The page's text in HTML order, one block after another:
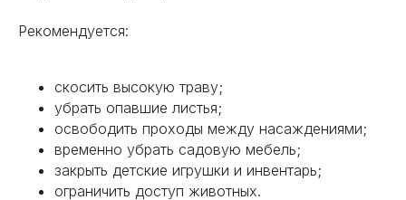
Рекомендуется:
скосить высокую траву;
убрать опавшие листья;
освободить проходы между насаждениями;
временно убрать садовую мебель;
закрыть детские игрушки и инвентарь;
ограничить доступ животных.
+7 (951) 681-45-53
16.11.08.003.Л.000040.03.25 (ЕРУЛ
№ Л064-00111-16/01969069)
ИП Фирсов Дмитрий Андреевич
ИНН: 165813084776
ОГРНИП: 321169000024406
офис 2-20-01 «Бизнес центр Вымпел»
Лицензия: